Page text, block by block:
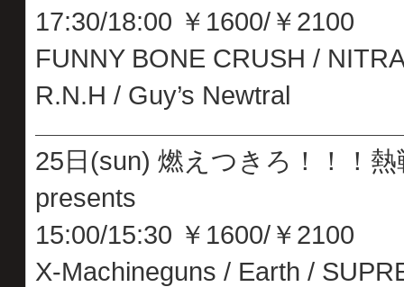
17:30/18:00 ￥1600/￥2100
FUNNY BONE CRUSH /
R.N.H / Guy’s Newtral
25日(sun) 燃えつきろ！！！
presents
15:00/15:30 ￥1600/￥2100
X-Machineguns / Earth /